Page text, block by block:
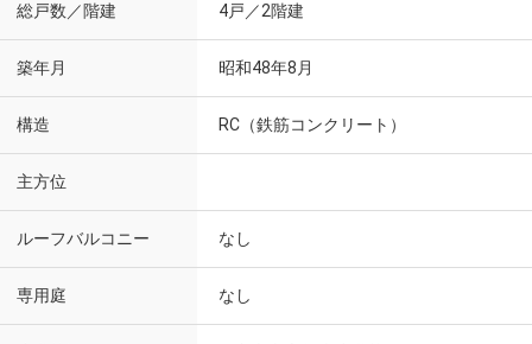
総戸数／階建 4戸／2階建
築年月 昭和48年8月
構造 RC（鉄筋コンクリート）
主方位
ルーフバルコニー なし
専用庭 なし